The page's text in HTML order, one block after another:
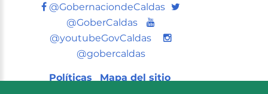
@GobernaciondeCaldas Twitter
@GoberCaldas
Youtube
@youtubeGovCaldas
@gobercaldas
Políticas Mapa del sitio